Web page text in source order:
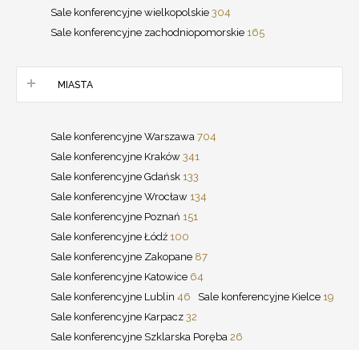
Sale konferencyjne wielkopolskie 304
Sale konferencyjne zachodniopomorskie 165
MIASTA
Sale konferencyjne Warszawa 704
Sale konferencyjne Kraków 341
Sale konferencyjne Gdańsk 133
Sale konferencyjne Wrocław 134
Sale konferencyjne Poznań 151
Sale konferencyjne Łódź 100
Sale konferencyjne Zakopane 87
Sale konferencyjne Katowice 64
Sale konferencyjne Lublin 46 Sale konferencyjne Kielce 19
Sale konferencyjne Karpacz 32
Sale konferencyjne Szklarska Poręba 26